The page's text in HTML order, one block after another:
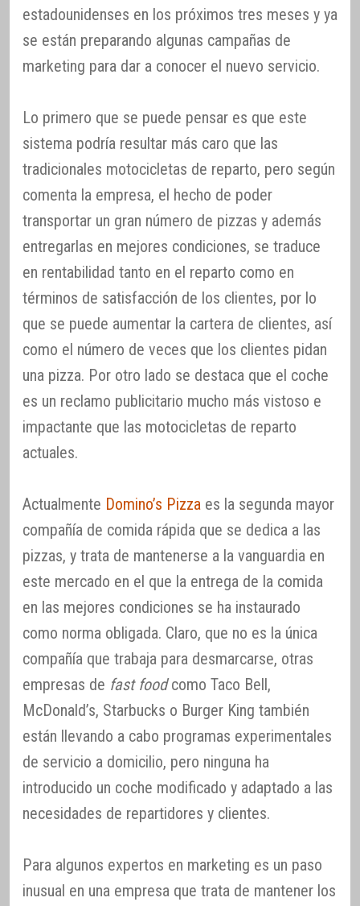
estadounidenses en los próximos tres meses y ya
se están preparando algunas campañas de
marketing para dar a conocer el nuevo servicio.
Lo primero que se puede pensar es que este
sistema podría resultar más caro que las
tradicionales motocicletas de reparto, pero según
comenta la empresa, el hecho de poder
transportar un gran número de pizzas y además
entregarlas en mejores condiciones, se traduce
en rentabilidad tanto en el reparto como en
términos de satisfacción de los clientes, por lo
que se puede aumentar la cartera de clientes, así
como el número de veces que los clientes pidan
una pizza. Por otro lado se destaca que el coche
es un reclamo publicitario mucho más vistoso e
impactante que las motocicletas de reparto
actuales.
Actualmente Domino’s Pizza es la segunda mayor
compañía de comida rápida que se dedica a las
pizzas, y trata de mantenerse a la vanguardia en
este mercado en el que la entrega de la comida
en las mejores condiciones se ha instaurado
como norma obligada. Claro, que no es la única
compañía que trabaja para desmarcarse, otras
empresas de fast foodcomo Taco Bell,
McDonald’s, Starbucks o Burger King también
están llevando a cabo programas experimentales
de servicio a domicilio, pero ninguna ha
introducido un coche modificado y adaptado a las
necesidades de repartidores y clientes.
Para algunos expertos en marketing es un paso
inusual en una empresa que trata de mantener los